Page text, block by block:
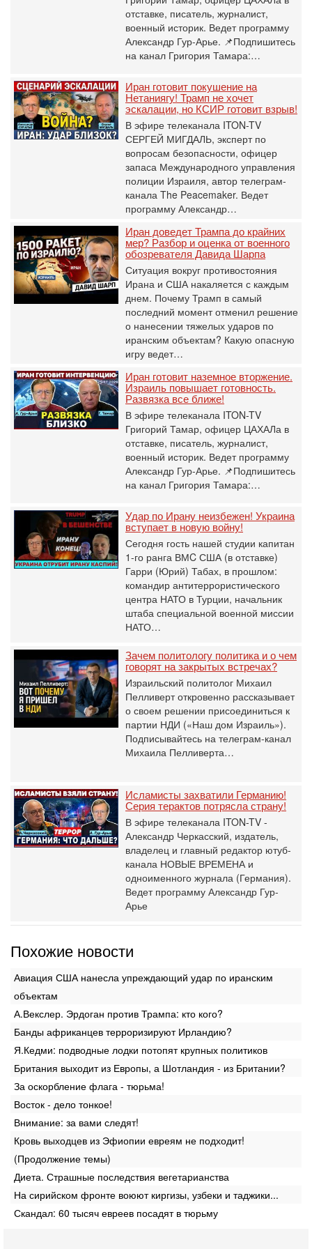
отставке, писатель, журналист,
военный историк. Ведет программу
Александр Гур-Арье. 📌Подпишитесь
на канал Григория Тамара:…
Иран готовит покушение на
Нетаниягу! Трамп не хочет
эскалации, но КСИР готовит взрыв!
В эфире телеканала ITON-TV
СЕРГЕЙ МИГДАЛЬ, эксперт по
вопросам безопасности, офицер
запаса Международного управления
полиции Израиля, автор телеграм-
канала The Peacemaker. Ведет
программу Александр…
Иран доведет Трампа до крайних
мер? Разбор и оценка от военного
обозревателя Давида Шарпа
Ситуация вокруг противостояния
Ирана и США накаляется с каждым
днем. Почему Трамп в самый
последний момент отменил решение
о нанесении тяжелых ударов по
иранским объектам? Какую опасную
игру ведет…
Иран готовит наземное вторжение.
Израиль повышает готовность.
Развязка все ближе!
В эфире телеканала ITON-TV
Григорий Тамар, офицер ЦАХАЛа в
отставке, писатель, журналист,
военный историк. Ведет программу
Александр Гур-Арье. 📌Подпишитесь
на канал Григория Тамара:…
Удар по Ирану неизбежен! Украина
вступает в новую войну!
Сегодня гость нашей студии капитан
1-го ранга ВМC США (в отставке)
Гарри (Юрий) Табах, в прошлом:
командир антитеррористического
центра НАТО в Турции, начальник
штаба специальной военной миссии
НАТО…
Зачем политологу политика и о чем
говорят на закрытых встречах?
Израильский политолог Михаил
Пелливерт откровенно рассказывает
о своем решении присоединиться к
партии НДИ («Наш дом Израиль»).
Подписывайтесь на телеграм-канал
Михаила Пелливерта…
Исламисты захватили Германию!
Серия терактов потрясла страну!
В эфире телеканала ITON-TV -
Александр Черкасский, издатель,
владелец и главный редактор ютуб-
канала НОВЫЕ ВРЕМЕНА и
одноименного журнала (Германия).
Ведет программу Александр Гур-
Арье
Похожие новости
Авиация США нанесла упреждающий удар по иранским
объектам
А.Векслер. Эрдоган против Трампа: кто кого?
Банды африканцев терроризируют Ирландию?
Я.Кедми: подводные лодки потопят крупных политиков
Британия выходит из Европы, а Шотландия - из Британии?
За оскорбление флага - тюрьма!
Восток - дело тонкое!
Внимание: за вами следят!
Кровь выходцев из Эфиопии евреям не подходит!
(Продолжение темы)
Диета. Страшные последствия вегетарианства
На сирийском фронте воюют киргизы, узбеки и таджики...
Скандал: 60 тысяч евреев посадят в тюрьму